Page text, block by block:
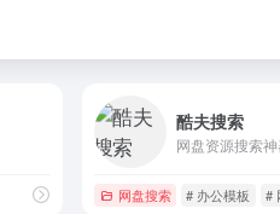
酷夫搜索
网盘资源搜索
网盘搜索 # 办公模板 #